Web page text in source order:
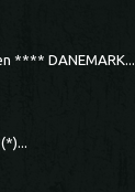
**** DANEMARK...